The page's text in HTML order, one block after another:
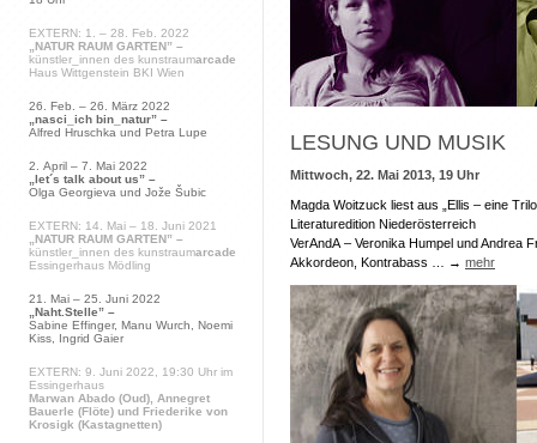
LESUNG UND MUSIK
Mittwoch, 22. Mai 2013, 19 Uhr
Magda Woitzuck liest aus „Ellis – eine
Literaturedition Niederösterreich
VerAndA – Veronika Humpel und Andrea
Akkordeon, Kontrabass … → mehr
EXTERN: 1. – 28. Feb. 2022
„NATUR RAUM GARTEN” –
künstler_innen des kunstraumarcade
Haus Wittgenstein BKI Wien
26. Feb. – 26. März 2022
„nasci_ich bin_natur” –
Alfred Hruschka und Petra Lupe
2. April – 7. Mai 2022
„let´s talk about us” –
Olga Georgieva und Jože Šubic
EXTERN: 14. Mai – 18. Juni 2021
„NATUR RAUM GARTEN” –
künstler_innen des kunstraumarcade
Essingerhaus Mödling
21. Mai – 25. Juni 2022
„Naht.Stelle” –
Sabine Effinger, Manu Wurch, Noemi
Kiss, Ingrid Gaier
EXTERN: 9. Juni 2022, 19:30 Uhr im
Essingerhaus
Marwan Abado (Oud), Annegret
Bauerle (Flöte) und Friederike von
Krosigk (Kastagnetten)